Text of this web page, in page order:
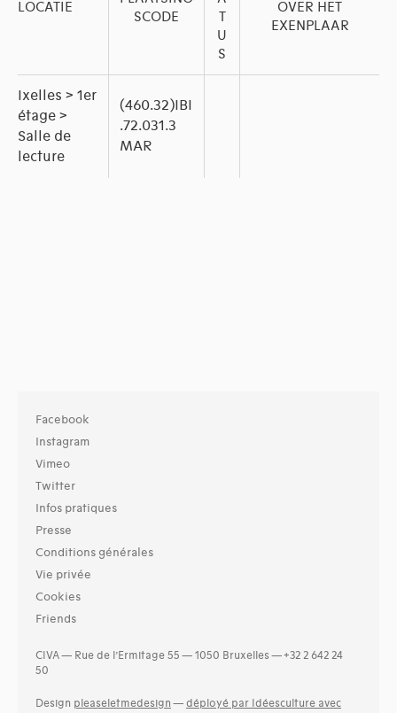
LOCATIE
SCODE
T
U
S
OVER HET
EXENPLAAR
Ixelles > 1er
étage >
Salle de
lecture
(460.32)IBI
.72.031.3
MAR
Facebook
Instagram
Vimeo
Twitter
Infos pratiques
Presse
Conditions générales
Vie privée
Cookies
Friends
CIVA — Rue de l’Ermitage 55 — 1050 Bruxelles — +32 2 642 24
50
Design pleaseletmedesign — déployé par Idéesculture avec